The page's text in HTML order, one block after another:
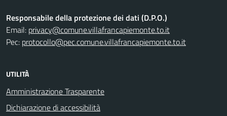
Responsabile della protezione dei dati (D.P.O.)
Email: privacy@comune.villafrancapiemonte.to.it
Pec: protocollo@pec.comune.villafrancapiemonte.to.it
UTILITÀ
Amministrazione Trasparente
Dichiarazione di accessibilità